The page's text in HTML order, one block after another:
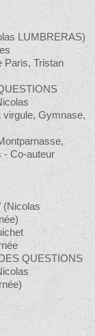
LUMBRERAS)
Paris, Tristan
Gymnase,
- Co-auteur
(Nicolas
QUESTIONS